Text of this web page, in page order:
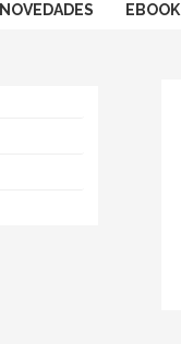
NOVEDADES EBOOK